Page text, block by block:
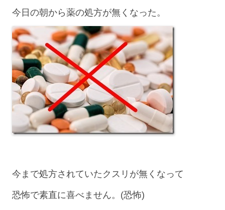
今日の朝から薬の処方が無くなった。
今まで処方されていたクスリが無くなって
恐怖で素直に喜べません。(恐怖)